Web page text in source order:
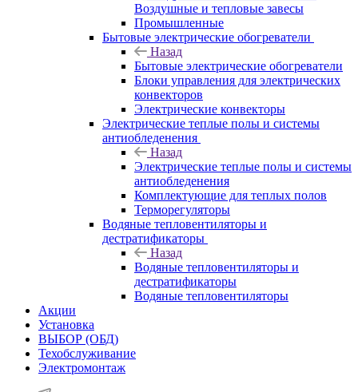
Воздушные и тепловые завесы
Промышленные
Бытовые электрические обогреватели
Назад
Бытовые электрические обогреватели
Блоки управления для электрических
конвекторов
Электрические конвекторы
Электрические теплые полы и системы
антиобледенения
Назад
Электрические теплые полы и системы
антиобледенения
Комплектующие для теплых полов
Терморегуляторы
Водяные тепловентиляторы и
дестратификаторы
Назад
Водяные тепловентиляторы и
дестратификаторы
Водяные тепловентиляторы
Акции
Установка
ВЫБОР (ОБД)
Техобслуживание
Электромонтаж